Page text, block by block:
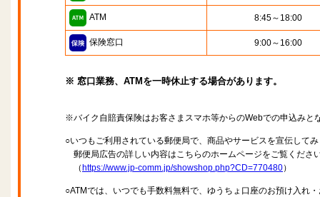
ATM 8:45～18:00
保険窓口 9:00～16:00
※ 窓口業務、ATMを一時休止する場合があります。
※バイク自賠責保険はお客さまスマホ等からのWebでの申込みと
○いつもご利用されている郵便局で、商品やサービスを宣伝して
郵便局広告の詳しい内容はこちらのホームページをご覧くださ
（ https://www.jp-comm.jp/showshop.php?CD=770480）
○ATMでは、いつでも手数料無料で、ゆうちょ口座のお預け入れ